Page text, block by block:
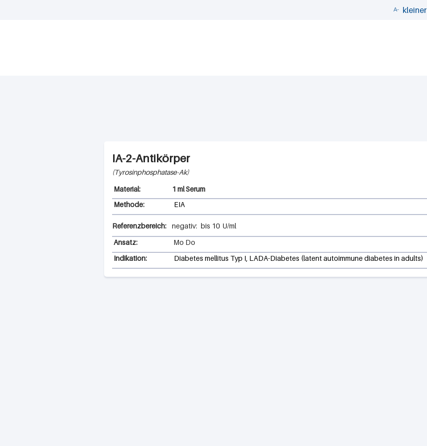
 kleiner
IA-2-Antikörper
Tyrosinphosphatase-Ak
1 ml Serum
Methode:
EIA
Referenzbereich: negativ: bis 10 U/ml
Ansatz:
Mo Do
Indikation:
Diabetes mellitus Typ I, LADA-Diabetes (latent autoimmune diabetes in adults)